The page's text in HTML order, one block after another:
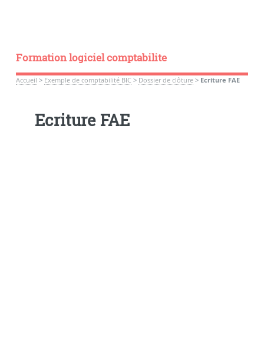
Formation logiciel comptabilite
Accueil > Exemple de comptabilité BIC> Dossier de clôture> Ecriture FAE
Ecriture FAE